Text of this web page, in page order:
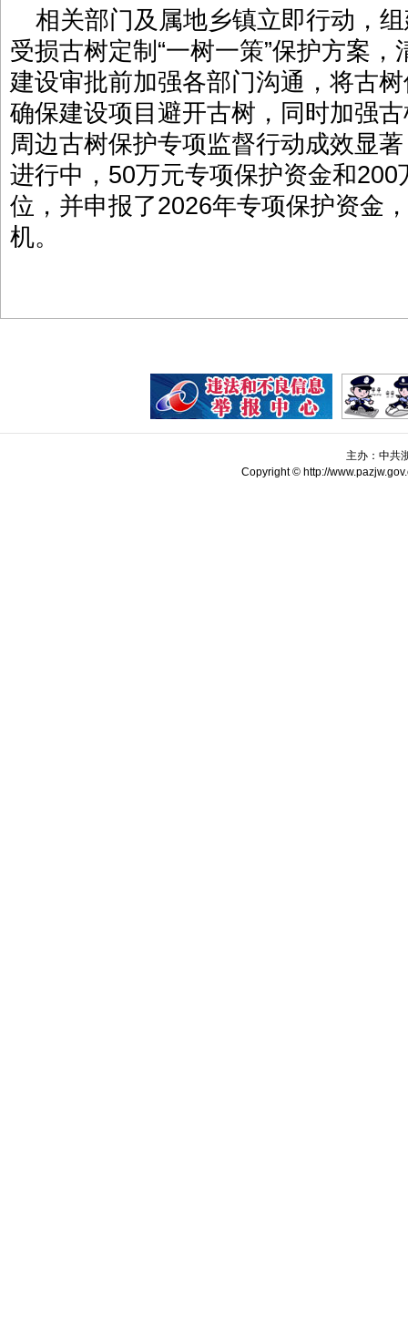
相关部门及属地乡镇立即行动，
受损古树定制“一树一策”保护方案
建设审批前加强各部门沟通，将古
确保建设项目避开古树，同时加强
周边古树保护专项监督行动成效显
进行中，50万元专项保护资金和
位，并申报了2026年专项保护资金
机。
主办：中共
Copyright © http://